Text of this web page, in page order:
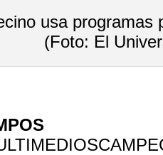
usa programas
(Foto: El